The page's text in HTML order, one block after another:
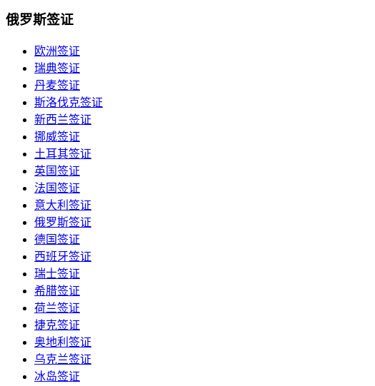
俄罗斯签证
欧洲签证
瑞典签证
丹麦签证
斯洛伐克签证
新西兰签证
挪威签证
土耳其签证
英国签证
法国签证
意大利签证
俄罗斯签证
德国签证
西班牙签证
瑞士签证
希腊签证
荷兰签证
捷克签证
奥地利签证
乌克兰签证
冰岛签证